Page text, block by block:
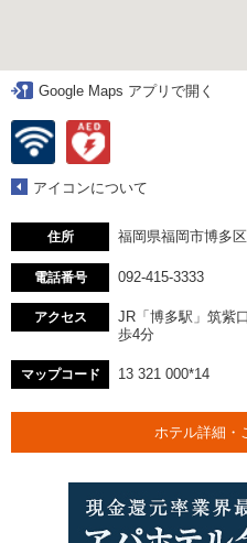
Google Maps アプリで開く
アイコンについて
住所 福岡県福岡市博多
電話番号 092-415-3333
アクセス
JR「博多駅」筑紫
歩4分
マップコード 13 321 000*14
ホテル詳細・